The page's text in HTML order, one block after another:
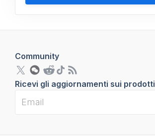
Community
Ricevi gli aggiornamenti sui prodotti